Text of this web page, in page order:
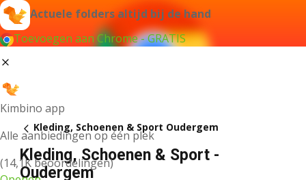
Actuele folders altijd bij de hand
Toevoegen aan Chrome - GRATIS
Kimbino app
Alle aanbiedingen op één plek
(14,1K beoordelingen)
Kleding, Schoenen & Sport Oudergem
Kleding, Schoenen & Sport -
Oudergem